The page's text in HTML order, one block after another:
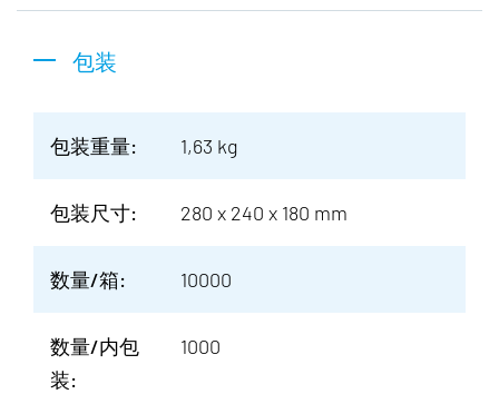
包装
包装重量: 1,63 kg
包装尺寸: 280 x 240 x 180 mm
数量/箱: 10000
数量/内包
装:
1000